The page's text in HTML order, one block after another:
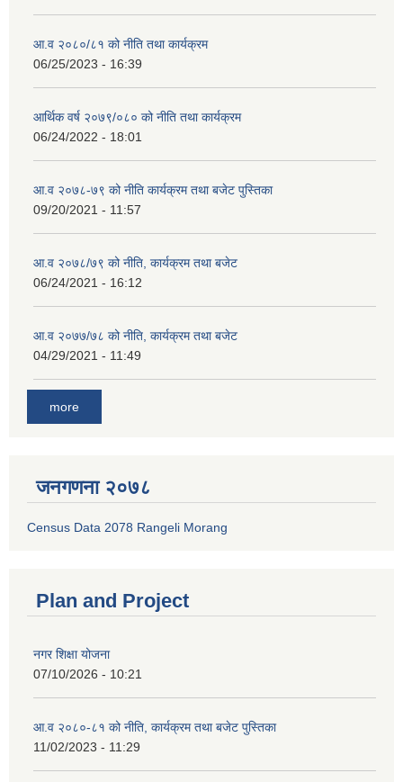
आ.व २०८०/८१ को नीति तथा कार्यक्रम
06/25/2023 - 16:39
आर्थिक वर्ष २०७९/०८० को नीति तथा कार्यक्रम
06/24/2022 - 18:01
आ.व २०७८-७९ को नीति कार्यक्रम तथा बजेट पुस्तिका
09/20/2021 - 11:57
आ.व २०७८/७९ को नीति, कार्यक्रम तथा बजेट
06/24/2021 - 16:12
आ.व २०७७/७८ को नीति, कार्यक्रम तथा बजेट
04/29/2021 - 11:49
more
जनगणना २०७८
Census Data 2078 Rangeli Morang
Plan and Project
नगर शिक्षा योजना
07/10/2026 - 10:21
आ.व २०८०-८१ को नीति, कार्यक्रम तथा बजेट पुस्तिका
11/02/2023 - 11:29